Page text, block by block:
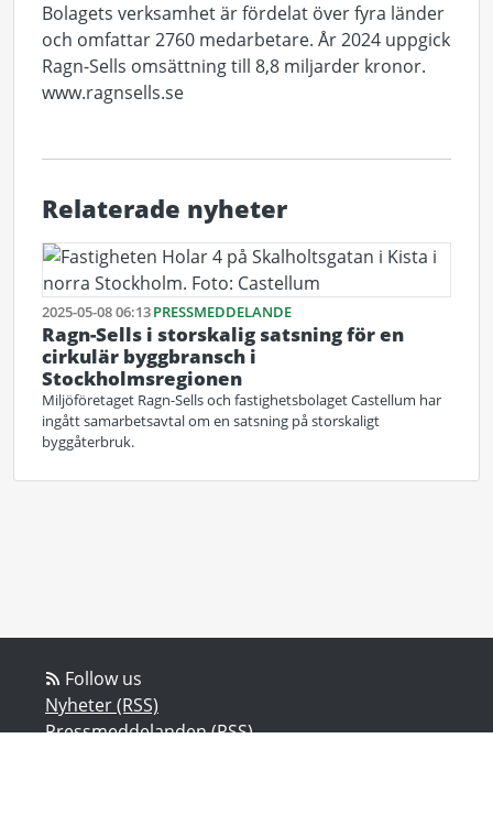
Bolagets verksamhet är fördelat över fyra länder
och omfattar 2760 medarbetare. År 2024 uppgick
Ragn-Sells omsättning till 8,8 miljarder kronor.
www.ragnsells.se
Relaterade nyheter
2025-05-08 06:13PRESSMEDDELANDE
Ragn-Sells i storskalig satsning för en
cirkulär byggbransch i
Stockholmsregionen
Miljöföretaget Ragn-Sells och fastighetsbolaget Castellum har
ingått samarbetsavtal om en satsning på storskaligt
byggåterbruk.
Follow us
Nyheter (RSS)
Pressmeddelanden (RSS)